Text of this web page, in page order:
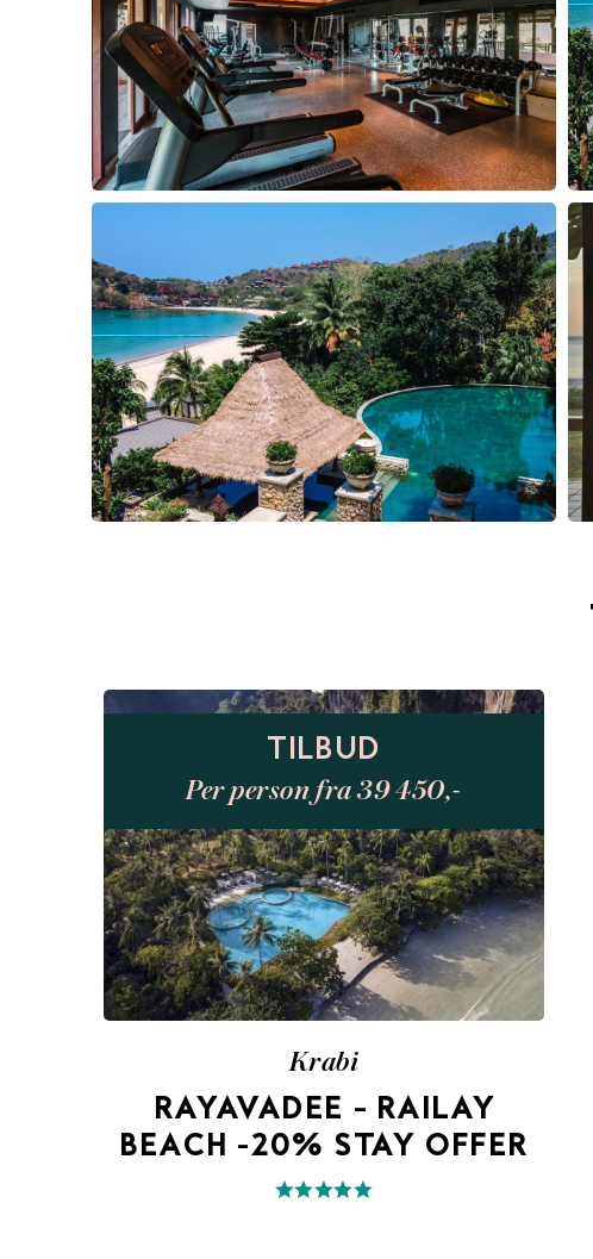
TILBUD
Per person fra 39 450,-
Krabi
RAYAVADEE – RAILAY
BEACH -20% STAY OFFER